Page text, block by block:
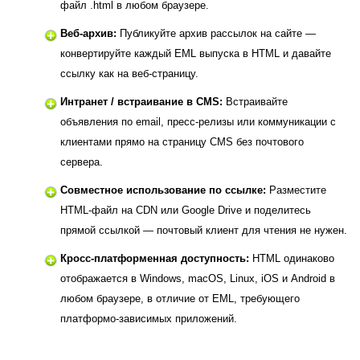
файл .html в любом браузере.
Веб-архив: Публикуйте архив рассылок на сайте —
конвертируйте каждый EML выпуска в HTML и давайте
ссылку как на веб-страницу.
Интранет / встраивание в CMS: Встраивайте
объявления по email, пресс-релизы или коммуникации с
клиентами прямо на страницу CMS без почтового
сервера.
Совместное использование по ссылке: Разместите
HTML-файл на CDN или Google Drive и поделитесь
прямой ссылкой — почтовый клиент для чтения не нужен.
Кросс-платформенная доступность: HTML одинаково
отображается в Windows, macOS, Linux, iOS и Android в
любом браузере, в отличие от EML, требующего
платформо-зависимых приложений.